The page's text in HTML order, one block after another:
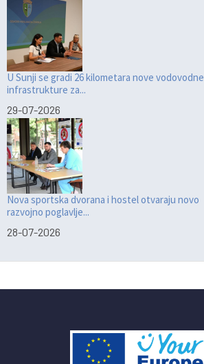
U Sunji se gradi 26 kilometara nove vodovodne
infrastrukture za...
29-07-2026
Nova sportska dvorana i hostel otvaraju novo
razvojno poglavlje...
28-07-2026